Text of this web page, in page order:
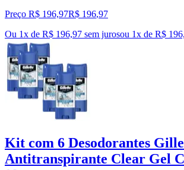
Preço R$ 196,97R$ 196,97
Ou 1x de R$ 196,97 sem jurosou 1x de R$
Kit com 6 Desodorantes
Antitranspirante Clear Gel